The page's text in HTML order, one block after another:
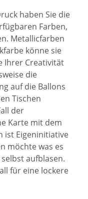
haben Sie die
Farben,
Metallicfarben
könne sie
Ihrer Creativität
die
auf die Ballons
Tischen
der
Karte mit dem
ist Eigeninitiative
möchte was es
aufblasen.
für eine lockere